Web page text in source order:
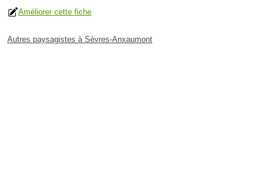
Améliorer cette fiche
Autres paysagistes à Sèvres-Anxaumont